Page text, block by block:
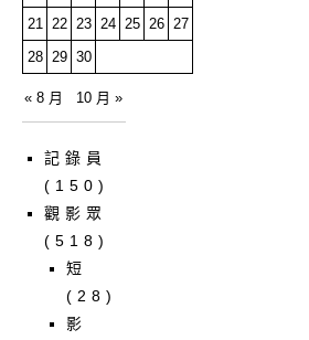
21 22 23 24 25 26 27
28 29 30
« 8 月 10 月 »
記錄員
(150)
觀影眾
(518)
短
(28)
影